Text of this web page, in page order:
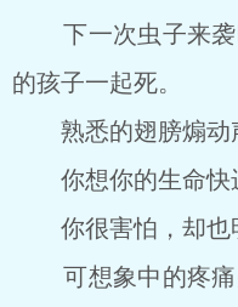
下一次虫子来袭
的孩子一起死。
熟悉的翅膀煽动
你想你的生命快
你很害怕，却也
可想象中的疼痛